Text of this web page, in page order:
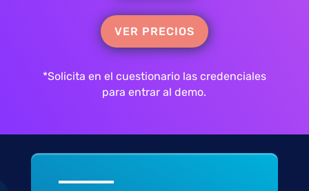
VER PRECIOS
*Solicita en el cuestionario las credenciales
para entrar al demo.